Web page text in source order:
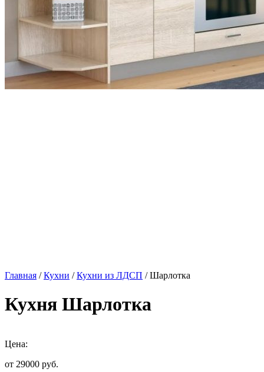
Главная /Кухни /Кухни из ЛДСП / Шарлотка
Кухня Шарлотка
Цена:
от 29000 руб.